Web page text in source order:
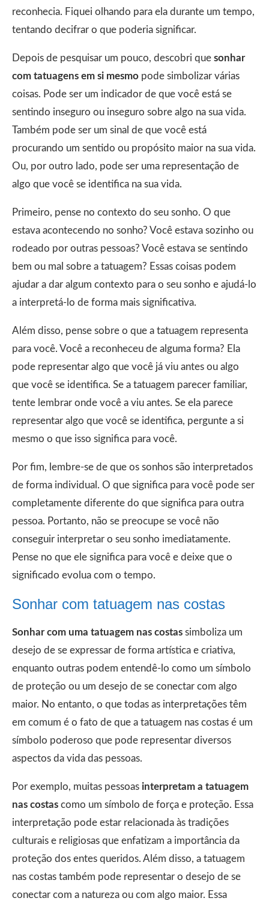
reconhecia. Fiquei olhando para ela durante um tempo,
tentando decifrar o que poderia significar.
Depois de pesquisar um pouco, descobri que sonhar
com tatuagens em si mesmo pode simbolizar várias
coisas. Pode ser um indicador de que você está se
sentindo inseguro ou inseguro sobre algo na sua vida.
Também pode ser um sinal de que você está
procurando um sentido ou propósito maior na sua vida.
Ou, por outro lado, pode ser uma representação de
algo que você se identifica na sua vida.
Primeiro, pense no contexto do seu sonho. O que
estava acontecendo no sonho? Você estava sozinho ou
rodeado por outras pessoas? Você estava se sentindo
bem ou mal sobre a tatuagem? Essas coisas podem
ajudar a dar algum contexto para o seu sonho e ajudá-lo
a interpretá-lo de forma mais significativa.
Além disso, pense sobre o que a tatuagem representa
para você. Você a reconheceu de alguma forma? Ela
pode representar algo que você já viu antes ou algo
que você se identifica. Se a tatuagem parecer familiar,
tente lembrar onde você a viu antes. Se ela parece
representar algo que você se identifica, pergunte a si
mesmo o que isso significa para você.
Por fim, lembre-se de que os sonhos são interpretados
de forma individual. O que significa para você pode ser
completamente diferente do que significa para outra
pessoa. Portanto, não se preocupe se você não
conseguir interpretar o seu sonho imediatamente.
Pense no que ele significa para você e deixe que o
significado evolua com o tempo.
Sonhar com tatuagem nas costas
Sonhar com uma tatuagem nas costas simboliza um
desejo de se expressar de forma artística e criativa,
enquanto outras podem entendê-lo como um símbolo
de proteção ou um desejo de se conectar com algo
maior. No entanto, o que todas as interpretações têm
em comum é o fato de que a tatuagem nas costas é um
símbolo poderoso que pode representar diversos
aspectos da vida das pessoas.
Por exemplo, muitas pessoas interpretam a tatuagem
nas costas como um símbolo de força e proteção. Essa
interpretação pode estar relacionada às tradições
culturais e religiosas que enfatizam a importância da
proteção dos entes queridos. Além disso, a tatuagem
nas costas também pode representar o desejo de se
conectar com a natureza ou com algo maior. Essa